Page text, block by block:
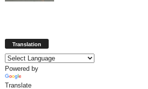
Translation
Powered by
Translate